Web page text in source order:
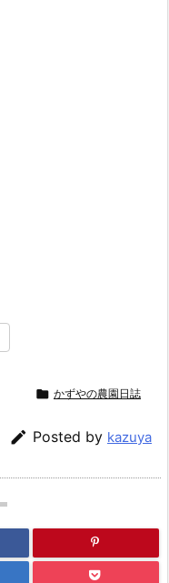
 かずやの農園日誌
 Posted by kazuya